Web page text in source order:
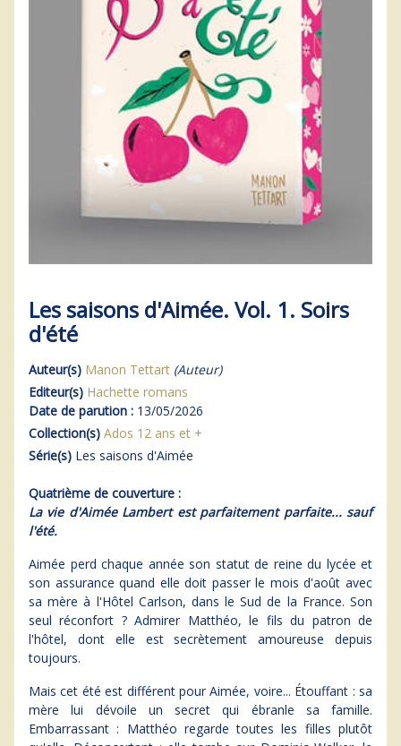
Les saisons d'Aimée. Vol. 1. Soirs
d'été
Auteur(s) Manon Tettart (Auteur)
Editeur(s) Hachette romans
Date de parution : 13/05/2026
Collection(s) Ados 12 ans et +
Série(s) Les saisons d'Aimée
Quatrième de couverture :
La vie d'Aimée Lambert est parfaitement parfaite... sauf
l'été.
Aimée perd chaque année son statut de reine du lycée et
son assurance quand elle doit passer le mois d'août avec
sa mère à l'Hôtel Carlson, dans le Sud de la France. Son
seul réconfort ? Admirer Matthéo, le fils du patron de
l'hôtel, dont elle est secrètement amoureuse depuis
toujours.
Mais cet été est différent pour Aimée, voire... Étouffant : sa
mère lui dévoile un secret qui ébranle sa famille.
Embarrassant : Matthéo regarde toutes les filles plutôt